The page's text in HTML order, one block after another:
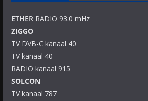
ETHERRADIO 93.0 mHz
ZIGGO
TV DVB-C kanaal 40
TV kanaal 40
RADIO kanaal 915
SOLCON
TV kanaal 787